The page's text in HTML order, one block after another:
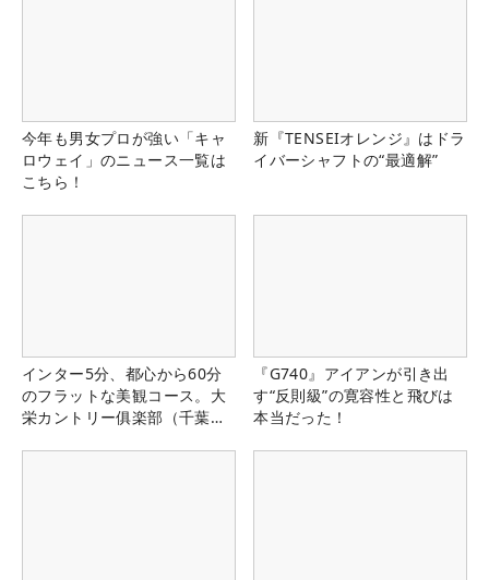
今年も男女プロが強い「キャ
ロウェイ」のニュース一覧は
こちら！
新『TENSEIオレンジ』はドラ
イバーシャフトの“最適解”
インター5分、都心から60分
のフラットな美観コース。大
栄カントリー俱楽部（千葉
『G740』アイアンが引き出
す“反則級”の寛容性と飛びは
本当だった！